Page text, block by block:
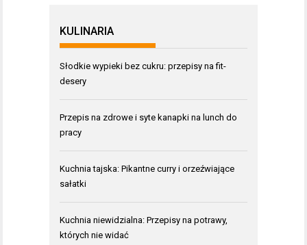
KULINARIA
Słodkie wypieki bez cukru: przepisy na fit-
desery
Przepis na zdrowe i syte kanapki na lunch do
pracy
Kuchnia tajska: Pikantne curry i orzeźwiające
sałatki
Kuchnia niewidzialna: Przepisy na potrawy,
których nie widać